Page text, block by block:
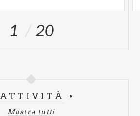
1 20
ATTIVITÀ
Mostra tutti